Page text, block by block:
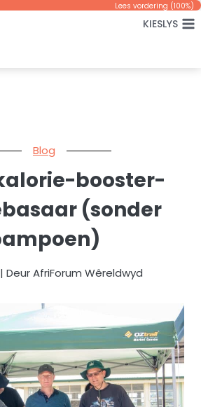
Lees vordering (100%)
KIESLYS
Blog
booster-
(sonder
| Deur AfriForum Wêreldwyd